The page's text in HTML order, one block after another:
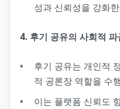
성과 신뢰성을 강화
4. 후기 공유의 사회적
후기 공유는 개인적
적 공론장 역할을 수
이는 플랫폼 신뢰도